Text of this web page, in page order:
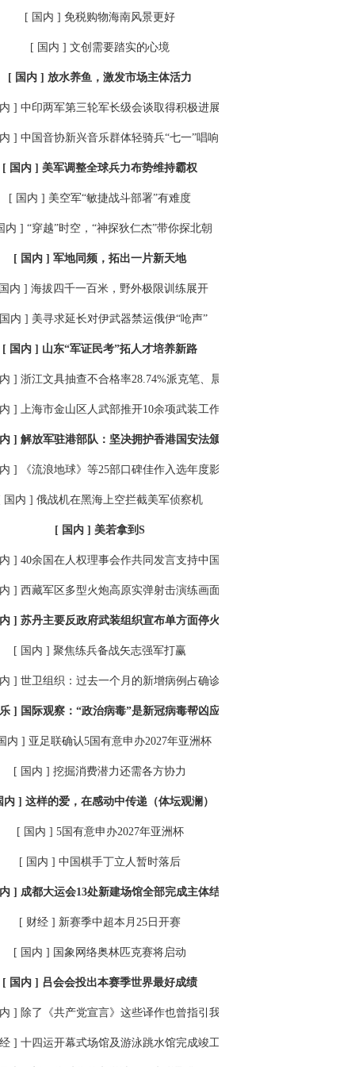
[ 国内 ] 免税购物海南风景更好
[ 国内 ] 文创需要踏实的心境
[ 国内 ] 放水养鱼，激发市场主体活力
] 中印两军第三轮军长级会谈取得积极进展
] 中国音协新兴音乐群体轻骑兵“七一”唱响云端
[ 国内 ] 美军调整全球兵力布势维持霸权
[ 国内 ] 美空军“敏捷战斗部署”有难度
内 ] “穿越”时空，“神探狄仁杰”带你探北朝
[ 国内 ] 军地同频，拓出一片新天地
内 ] 海拔四千一百米，野外极限训练展开
内 ] 美寻求延长对伊武器禁运俄伊“呛声”
[ 国内 ] 山东“军证民考”拓人才培养新路
] 浙江文具抽查不合格率28.74%派克笔、晨光文具两款产品上榜
] 上海市金山区人武部推开10余项武装工作试点建设
] 解放军驻港部队：坚决拥护香港国安法颁布实施
] 《流浪地球》等25部口碑佳作入选年度影片
国内 ] 俄战机在黑海上空拦截美军侦察机
[ 国内 ] 美若拿到S
] 40余国在人权理事会作共同发言支持中国在涉疆问题上的立场
] 西藏军区多型火炮高原实弹射击演练画面引关注
] 苏丹主要反政府武装组织宣布单方面停火7个月
[ 国内 ] 聚焦练兵备战矢志强军打赢
] 世卫组织：过去一个月的新增病例占确诊病例总数的60%
] 国际观察：“政治病毒”是新冠病毒帮凶应同步消杀
内 ] 亚足联确认5国有意申办2027年亚洲杯
[ 国内 ] 挖掘消费潜力还需各方协力
内 ] 这样的爱，在感动中传递（体坛观澜）
[ 国内 ] 5国有意申办2027年亚洲杯
[ 国内 ] 中国棋手丁立人暂时落后
] 成都大运会13处新建场馆全部完成主体结构封顶
[ 财经 ] 新赛季中超本月25日开赛
[ 国内 ] 国象网络奥林匹克赛将启动
[ 国内 ] 吕会会投出本赛季世界最好成绩
] 除了《共产党宣言》这些译作也曾指引我们前进
] 十四运开幕式场馆及游泳跳水馆完成竣工验收